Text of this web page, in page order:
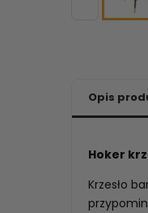
Opis
Hoker
Krzesło